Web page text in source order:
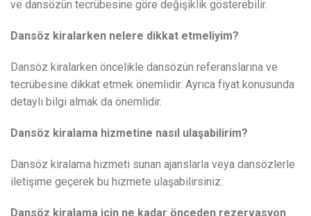
ve dansözün tecrübesine göre değişiklik gösterebilir.
Dansöz kiralarken nelere dikkat etmeliyim?
Dansöz kiralarken öncelikle dansözün referanslarına ve
tecrübesine dikkat etmek önemlidir. Ayrıca fiyat konusunda
detaylı bilgi almak da önemlidir.
Dansöz kiralama hizmetine nasıl ulaşabilirim?
Dansöz kiralama hizmeti sunan ajanslarla veya dansözlerle
iletişime geçerek bu hizmete ulaşabilirsiniz.
Dansöz kiralama için ne kadar önceden rezervasyon